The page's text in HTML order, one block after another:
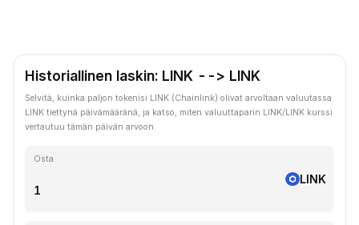
Historiallinen laskin: LINK --> LINK
Selvitä, kuinka paljon tokenisi LINK (Chainlink) olivat arvoltaan valuutassa
LINK tiettynä päivämääränä, ja katso, miten valuuttaparin LINK/LINK kurssi
vertautuu tämän päivän arvoon.
Osta
LINK